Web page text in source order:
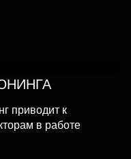
приводит к
в работе